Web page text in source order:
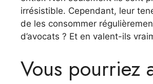
irrésistible. Cependant, leur
de les consommer
d’avocats ? Et en valent-ils
Vous pourriez